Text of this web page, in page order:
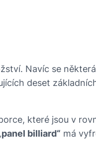
Navíc se
deset
které jsou v
panel billiard“ má